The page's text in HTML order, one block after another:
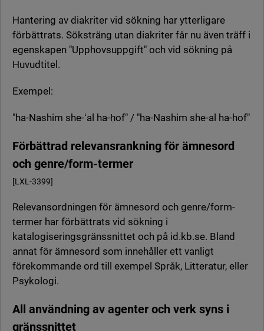
Hantering av diakriter vid sökning har ytterligare
förbättrats. Söksträng utan diakriter får nu även träff i
egenskapen "Upphovsuppgift" och vid sökning på
Huvudtitel.
Exempel:
"ha-Nashim she-ʻal ha-ḥof" / "ha-Nashim she-al ha-hof"
Förbättrad relevansrankning för ämnesord
och genre/form-termer
[LXL-3399]
Relevansordningen för ämnesord och genre/form-
termer har förbättrats vid sökning i
katalogiseringsgränssnittet och på id.kb.se. Bland
annat för ämnesord som innehåller ett vanligt
förekommande ord till exempel Språk, Litteratur, eller
Psykologi.
All användning av agenter och verk syns i
gränssnittet